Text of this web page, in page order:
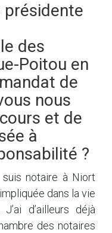
présidente
des
Poitou en
de
nous
et de
à
?
notaire à Niort
dans la vie
d’ailleurs déjà
des notaires